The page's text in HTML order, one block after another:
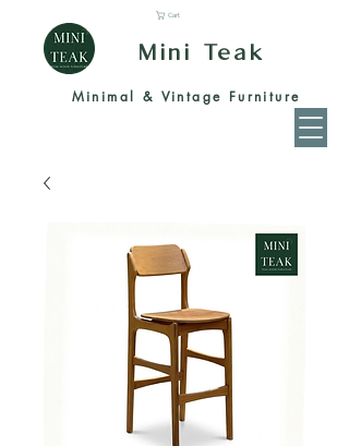
Mini Teak
Minimal & Vintage Furniture
Cart